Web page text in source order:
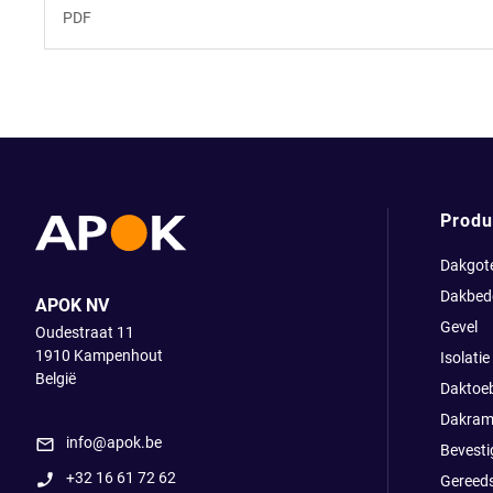
PDF
APOK NV
Oudestraat 11
1910 Kampenhout
België
info@apok.be
+32 16 61 72 62
Gevel
Isolatie